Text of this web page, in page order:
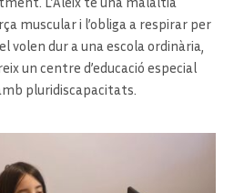
muscular i l’obliga a respirar per
volen dur a una escola ordinària,
un centre d’educació especial
pluridiscapacitats.